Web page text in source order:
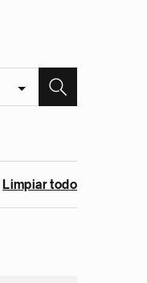
Limpiar todo